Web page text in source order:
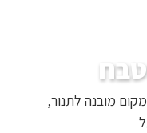
מובנה לתנור,